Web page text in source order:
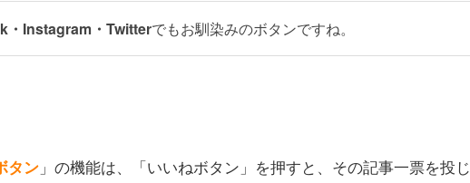
・Instagram・Twitterでもお馴染みのボタンですね。
タン 」の機能は、「いいねボタン」を押すと、その記事一票を投じ